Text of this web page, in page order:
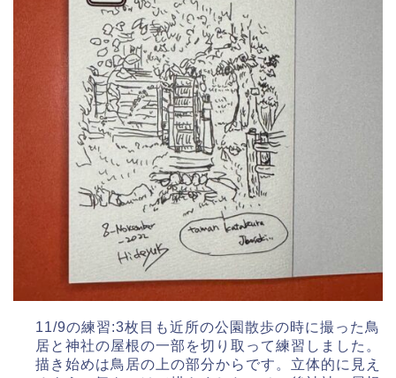
11/9の練習:3枚目も近所の公園散歩の時に撮った鳥
居と神社の屋根の一部を切り取って練習しました。
描き始めは鳥居の上の部分からです。立体的に見え